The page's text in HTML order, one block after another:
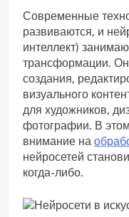
Современные
развиваются, и
интеллект)
трансформации.
создания,
визуального
для художников,
фотографии. В этом
внимание на
нейросетей
когда-либо.